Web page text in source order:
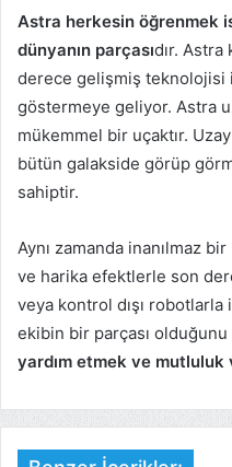
Astra herkesin öğrenmek
dünyanın parçasıdır. Astra
derece gelişmiş teknolojisi
göstermeye geliyor. Astra
mükemmel bir uçaktır.
bütün galakside görüp
sahiptir.
Aynı zamanda inanılmaz
ve harika efektlerle son
veya kontrol dışı
ekibin bir parçası
yardım etmek ve